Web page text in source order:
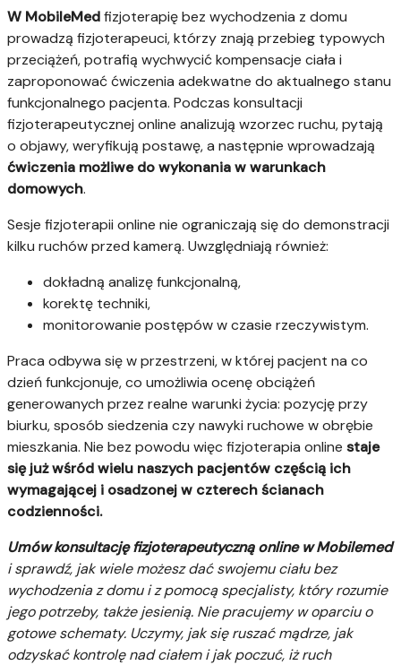
W MobileMedfizjoterapię bez wychodzenia z domu
prowadzą fizjoterapeuci, którzy znają przebieg typowych
przeciążeń, potrafią wychwycić kompensacje ciała i
zaproponować ćwiczenia adekwatne do aktualnego stanu
funkcjonalnego pacjenta. Podczas konsultacji
fizjoterapeutycznej online analizują wzorzec ruchu, pytają
o objawy, weryfikują postawę, a następnie wprowadzają
ćwiczenia możliwe do wykonania w warunkach
domowych.
Sesje fizjoterapii online nie ograniczają się do demonstracji
kilku ruchów przed kamerą. Uwzględniają również:
dokładną analizę funkcjonalną,
korektę techniki,
monitorowanie postępów w czasie rzeczywistym.
Praca odbywa się w przestrzeni, w której pacjent na co
dzień funkcjonuje, co umożliwia ocenę obciążeń
generowanych przez realne warunki życia: pozycję przy
biurku, sposób siedzenia czy nawyki ruchowe w obrębie
mieszkania. Nie bez powodu więc fizjoterapia online staje
się już wśród wielu naszych pacjentów częścią ich
wymagającej i osadzonej w czterech ścianach
codzienności.
Umów konsultację fizjoterapeutyczną online w Mobilemed
i sprawdź, jak wiele możesz dać swojemu ciału bez
wychodzenia z domu i z pomocą specjalisty, który rozumie
jego potrzeby, także jesienią. Nie pracujemy w oparciu o
gotowe schematy. Uczymy, jak się ruszać mądrze, jak
odzyskać kontrolę nad ciałem i jak poczuć, iż ruch